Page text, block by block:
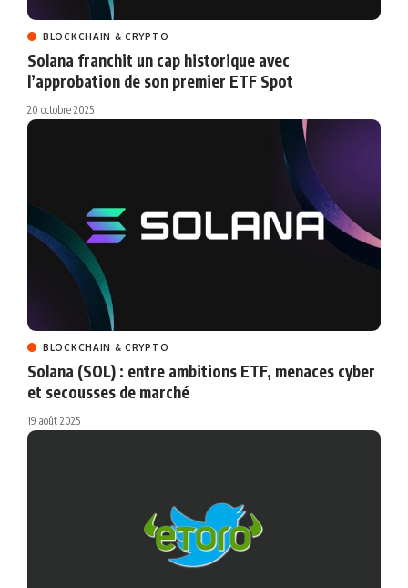
BLOCKCHAIN & CRYPTO
Solana franchit un cap historique avec
l’approbation de son premier ETF Spot
20 octobre 2025
BLOCKCHAIN & CRYPTO
Solana (SOL) : entre ambitions ETF, menaces cyber
et secousses de marché
19 août 2025